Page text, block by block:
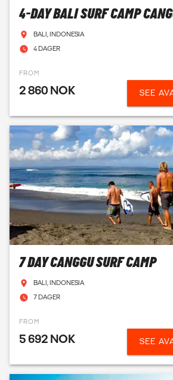
4-DAY BALI SURF CAMP
BALI, INDONESIA
4 DAGER
FROM
2 860 NOK SEE
7 DAY CANGGU SURF CAMP
BALI, INDONESIA
7 DAGER
FROM
5 692 NOK SEE